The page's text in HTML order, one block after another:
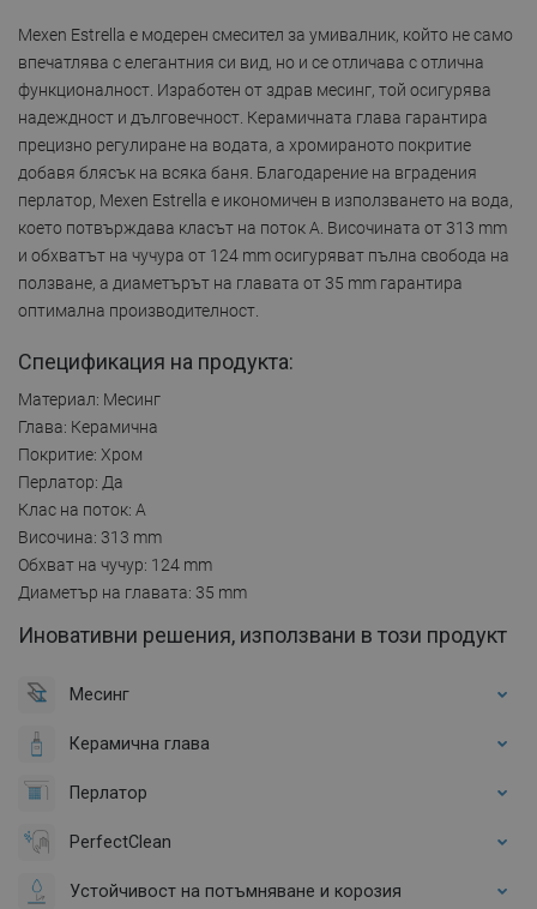
Mexen Estrella е модерен смесител за умивалник, който не само
впечатлява с елегантния си вид, но и се отличава с отлична
функционалност. Изработен от здрав месинг, той осигурява
надеждност и дълговечност. Керамичната глава гарантира
прецизно регулиране на водата, а хромираното покритие
добавя блясък на всяка баня. Благодарение на вградения
перлатор, Mexen Estrella е икономичен в използването на вода,
което потвърждава класът на поток A. Височината от 313 mm
и обхватът на чучура от 124 mm осигуряват пълна свобода на
ползване, а диаметърът на главата от 35 mm гарантира
оптимална производителност.
Спецификация на продукта:
Материал: Месинг
Глава: Керамична
Покритие: Хром
Перлатор: Да
Клас на поток: A
Височина: 313 mm
Обхват на чучур: 124 mm
Диаметър на главата: 35 mm
Иновативни решения, използвани в този продукт
Месинг
Керамична глава
Перлатор
PerfectClean
Устойчивост на потъмняване и корозия